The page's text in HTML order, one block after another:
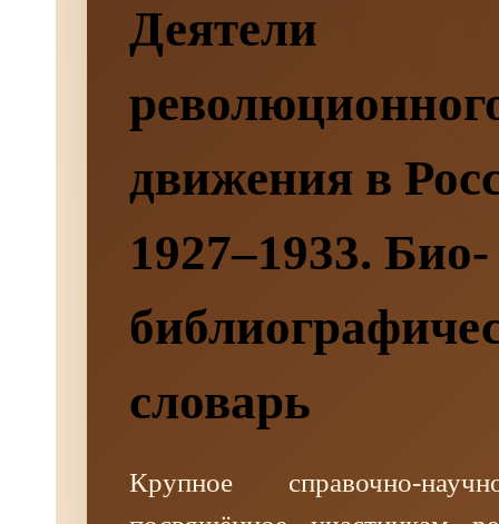
Деятели
движения в
1927–1933. Био-
словарь
Крупное справочно-